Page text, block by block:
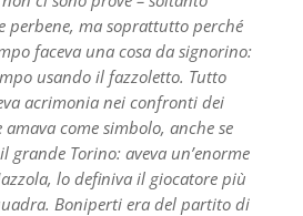
perbene, ma soprattutto perché
faceva una cosa da signorino:
usando il fazzoletto. Tutto
acrimonia nei confronti dei
come simbolo, anche se
grande Torino: aveva un’enorme
lo definiva il giocatore più
Boniperti era del partito di